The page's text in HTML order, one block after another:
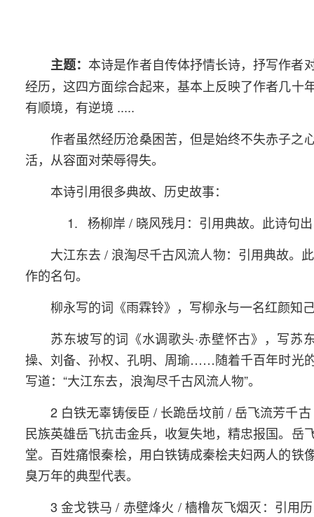
主题：本诗是作者自传体抒情长诗，抒写作者
经历，这四方面综合起来，基本上反映了作者几十
有顺境，有逆境 .....
作者虽然经历沧桑困苦，但是始终不失赤子之
活，从容面对荣辱得失。
本诗引用很多典故、历史故事：
1. 杨柳岸 / 晓风残月：引用典故。此诗句
大江东去 / 浪淘尽千古风流人物：引用典故。
作的名句。
柳永写的词《雨霖铃》，写柳永与一名红颜知
苏东坡写的词《水调歌头·赤壁怀古》，写
操、刘备、孙权、孔明、周瑜……随着千百年时光
写道：“大江东去，浪淘尽千古风流人物”。
2 白铁无辜铸佞臣 / 长跪岳坟前 / 岳飞流芳千
民族英雄岳飞抗击金兵，收复失地，精忠报国。
堂。百姓痛恨秦桧，用白铁铸成秦桧夫妇两人的
臭万年的典型代表。
3 金戈铁马 / 赤壁烽火 / 樯橹灰飞烟灭：引用